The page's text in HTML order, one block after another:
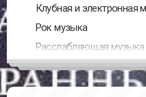
Клубная и электронная
Рок музыка
Расслабляющая музыка